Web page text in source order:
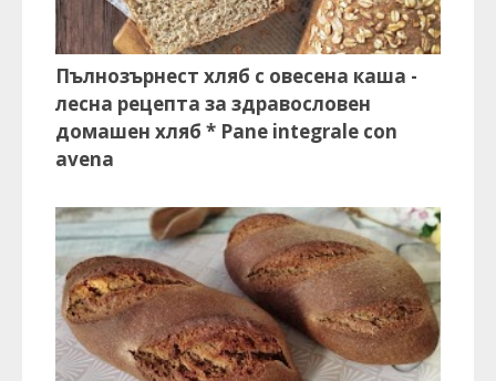
Пълнозърнест хляб с овесена каша -
лесна рецепта за здравословен
домашен хляб * Pane integrale con
avena